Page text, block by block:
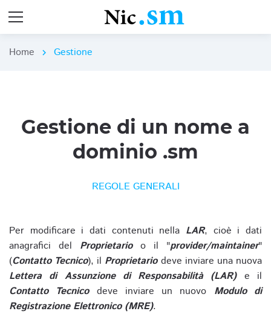
Home chevron_right Gestione
Gestione di un nome a
dominio .sm
REGOLE GENERALI
Per modificare i dati contenuti nella LAR, cioè i dati
anagrafici del Proprietarioo il "provider/maintainer"
(Contatto Tecnico), il Proprietariodeve inviare una nuova
Lettera di Assunzione di Responsabilità (LAR)e il
Contatto Tecnicodeve inviare un nuovo Modulo di
Registrazione Elettronico (MRE).